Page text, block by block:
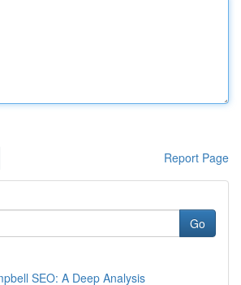
Report Page
Go
SEO: A Deep Analysis